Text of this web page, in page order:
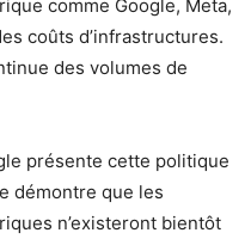
comme Google, Meta,
coûts d’infrastructures.
des volumes de
présente cette politique
démontre que les
n’existeront bientôt